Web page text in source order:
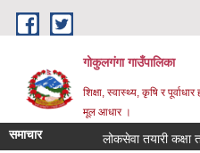
Skip to main content
गोकुलगंगा गाउँपालिका
शिक्षा, स्वास्थ्य, कृषि र पूर्वाधार
मूल आधार ।
समाचार लोकसेवा तयारी कक्षा